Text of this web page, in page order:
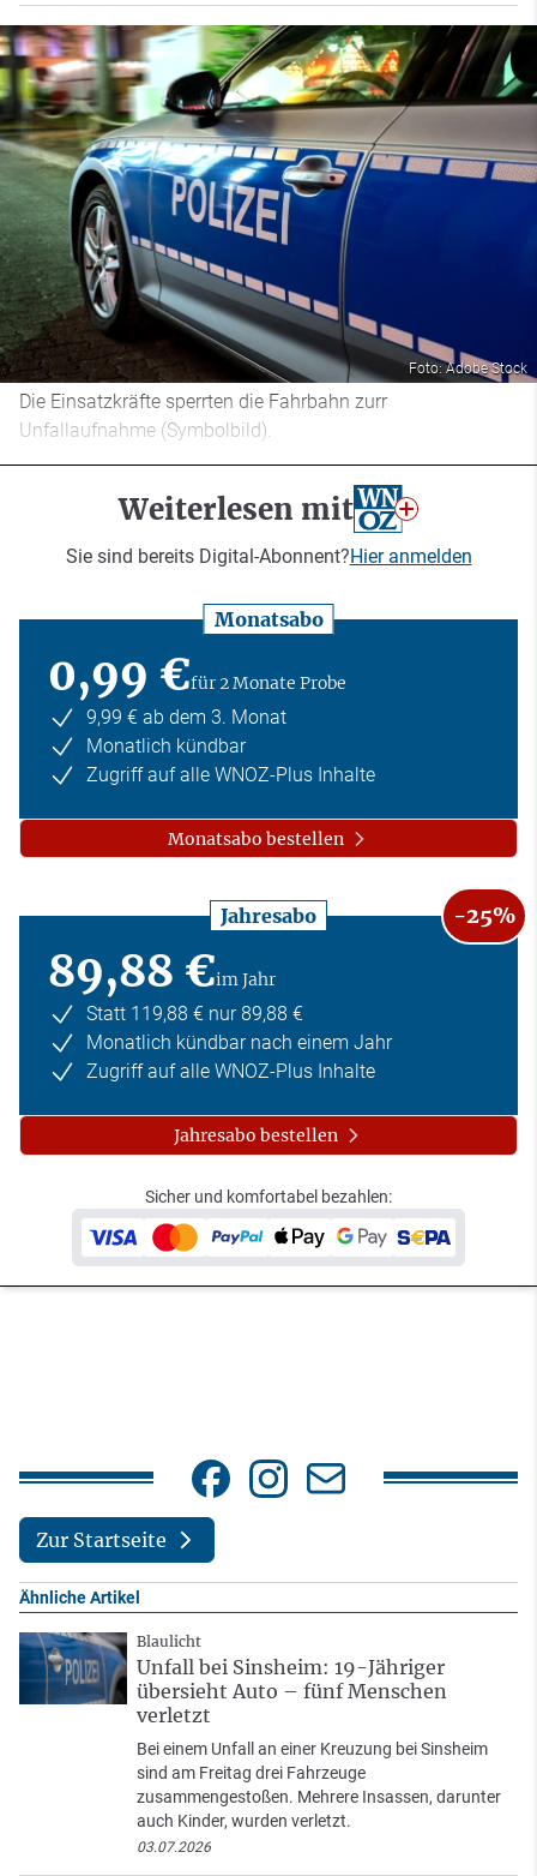
Foto: Adobe Stock
Die Einsatzkräfte sperrten die Fahrbahn zurr
Unfallaufnahme (Symbolbild).
Weiterlesen mit
Sie sind bereits Digital-Abonnent?Hier anmelden
Monatsabo
0,99 €für 2 Monate Probe
9,99 € ab dem 3. Monat
Monatlich kündbar
Zugriff auf alle WNOZ-Plus Inhalte
Monatsabo bestellen
Jahresabo -25%
89,88 €im Jahr
Statt 119,88 € nur 89,88 €
Monatlich kündbar nach einem Jahr
Zugriff auf alle WNOZ-Plus Inhalte
Jahresabo bestellen
Sicher und komfortabel bezahlen:
Zur Startseite
Ähnliche Artikel
Blaulicht
Unfall bei Sinsheim: 19-Jähriger
übersieht Auto – fünf Menschen
verletzt
Bei einem Unfall an einer Kreuzung bei Sinsheim
sind am Freitag drei Fahrzeuge
zusammengestoßen. Mehrere Insassen, darunter
auch Kinder, wurden verletzt.
03.07.2026